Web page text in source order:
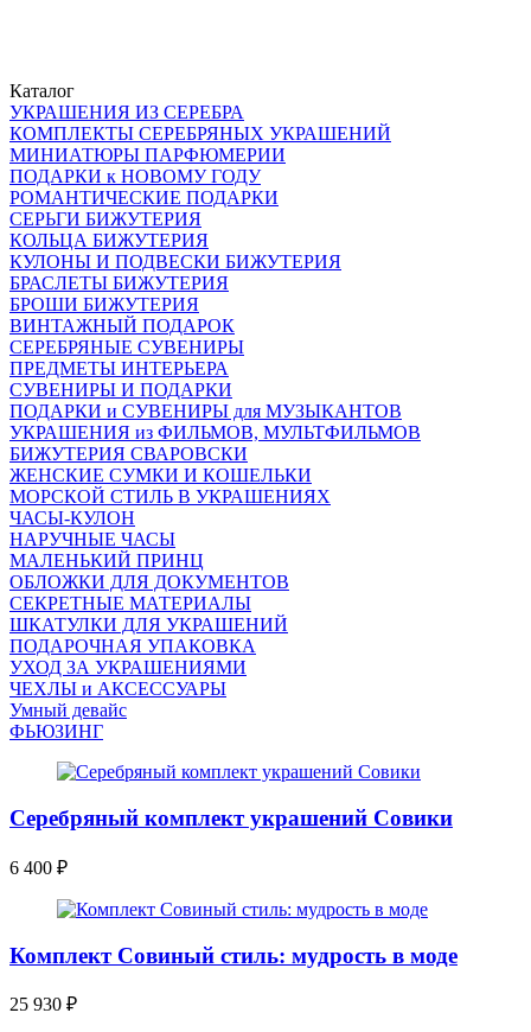
Каталог
УКРАШЕНИЯ ИЗ СЕРЕБРА
КОМПЛЕКТЫ СЕРЕБРЯНЫХ УКРАШЕНИЙ
МИНИАТЮРЫ ПАРФЮМЕРИИ
ПОДАРКИ к НОВОМУ ГОДУ
РОМАНТИЧЕСКИЕ ПОДАРКИ
СЕРЬГИ БИЖУТЕРИЯ
КОЛЬЦА БИЖУТЕРИЯ
КУЛОНЫ И ПОДВЕСКИ БИЖУТЕРИЯ
БРАСЛЕТЫ БИЖУТЕРИЯ
БРОШИ БИЖУТЕРИЯ
ВИНТАЖНЫЙ ПОДАРОК
СЕРЕБРЯНЫЕ СУВЕНИРЫ
ПРЕДМЕТЫ ИНТЕРЬЕРА
СУВЕНИРЫ И ПОДАРКИ
ПОДАРКИ и СУВЕНИРЫ для МУЗЫКАНТОВ
УКРАШЕНИЯ из ФИЛЬМОВ, МУЛЬТФИЛЬМОВ
БИЖУТЕРИЯ СВАРОВСКИ
ЖЕНСКИЕ СУМКИ И КОШЕЛЬКИ
МОРСКОЙ СТИЛЬ В УКРАШЕНИЯХ
ЧАСЫ-КУЛОН
НАРУЧНЫЕ ЧАСЫ
МАЛЕНЬКИЙ ПРИНЦ
ОБЛОЖКИ ДЛЯ ДОКУМЕНТОВ
СЕКРЕТНЫЕ МАТЕРИАЛЫ
ШКАТУЛКИ ДЛЯ УКРАШЕНИЙ
ПОДАРОЧНАЯ УПАКОВКА
УХОД ЗА УКРАШЕНИЯМИ
ЧEХЛЫ и АКСЕССУАРЫ
Умный девайс
ФЬЮЗИНГ
Серебряный комплект украшений Совики
6 400 ₽
Комплект Совиный стиль: мудрость в моде
25 930 ₽